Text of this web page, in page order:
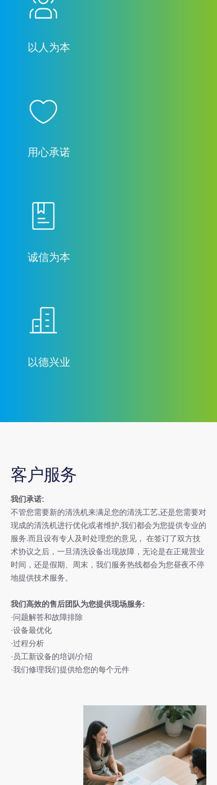
以人为本
用心承诺
诚信为本
以德兴业
客户服务
我们承诺:
不管您需要新的清洗机来满足您的清洗工艺,还是您需要对
现成的清洗机进行优化或者维护,我们都会为您提供专业的
服务.而且设有专人及时处理您的意见， 在签订了双方技
术协议之后，一旦清洗设备出现故障，无论是在正规营业
时间，还是假期、周末，我们服务热线都会为您昼夜不停
地提供技术服务。
我们高效的售后团队为您提供现场服务:
·问题解答和故障排除
·设备最优化
·过程分析
·员工新设备的培训/介绍
·我们修理我们提供给您的每个元件